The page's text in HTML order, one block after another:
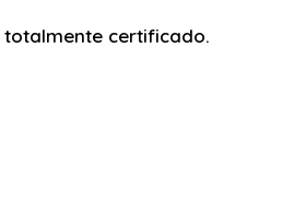
totalmente certificado.